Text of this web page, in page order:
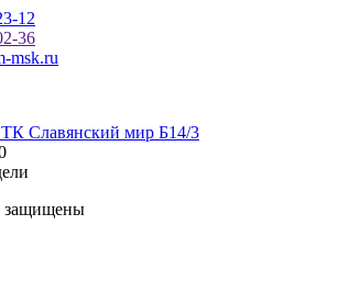
12
36
msk.ru
Славянский мир Б14/3
защищены